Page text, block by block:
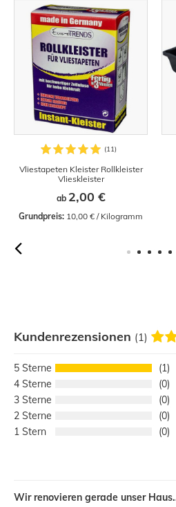
Vliestapeten Kleister Rollkleister
Vlieskleister
ab 2,00 €
Grundpreis: 10,00 € / Kilogramm
Kundenrezensionen (1)
5
1
4
0
3
0
2
0
1
0
Wir renovieren gerade unser